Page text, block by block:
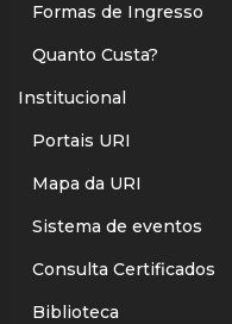
Formas de Ingresso
Quanto Custa?
Institucional
Portais URI
Mapa da URI
Sistema de eventos
Consulta Certificados
Biblioteca